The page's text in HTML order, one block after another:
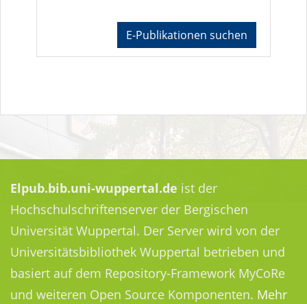
E-Publikationen suchen
Elpub.bib.uni-wuppertal.de ist der
Hochschulschriftenserver der Bergischen
Universität Wuppertal. Der Server wird von der
Universitätsbibliothek Wuppertal betrieben und
basiert auf dem Repository-Framework MyCoRe
und weiteren Open Source Komponenten. Mehr